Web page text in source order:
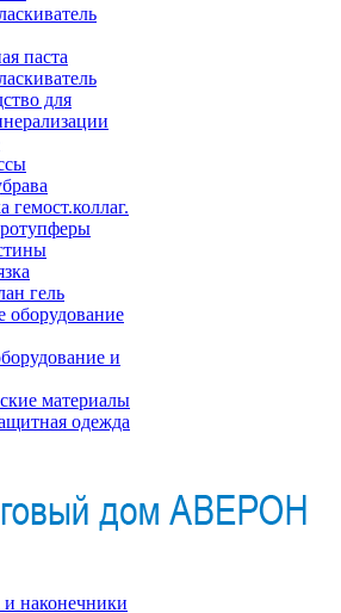
паста
для
гемост.коллаг.
гель
и
материалы
одежда